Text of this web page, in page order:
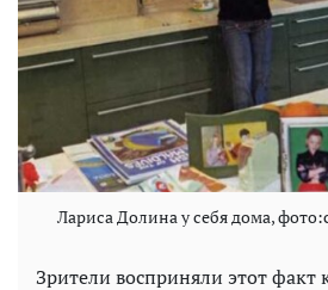
Лариса Долина у себя дома,
Зрители восприняли этот факт